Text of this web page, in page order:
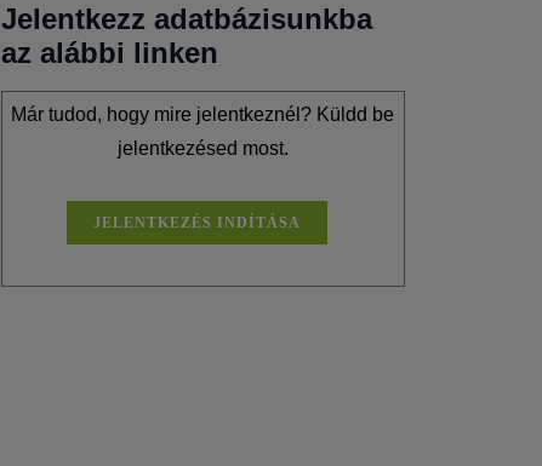
Jelentkezz adatbázisunkba
az alábbi linken
Már tudod, hogy mire jelentkeznél? Küldd be
jelentkezésed most.
JELENTKEZÉS INDÍTÁSA